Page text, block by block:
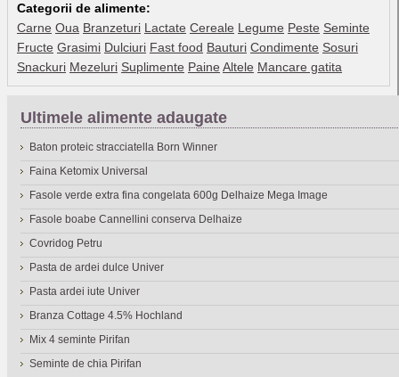
Categorii de alimente:
Carne Oua Branzeturi Lactate Cereale Legume Peste Seminte
Fructe Grasimi Dulciuri Fast food Bauturi Condimente Sosuri
Snackuri Mezeluri Suplimente Paine Altele Mancare gatita
Ultimele alimente adaugate
Baton proteic stracciatella Born Winner
Faina Ketomix Universal
Fasole verde extra fina congelata 600g Delhaize Mega Image
Fasole boabe Cannellini conserva Delhaize
Covridog Petru
Pasta de ardei dulce Univer
Pasta ardei iute Univer
Branza Cottage 4.5% Hochland
Mix 4 seminte Pirifan
Seminte de chia Pirifan